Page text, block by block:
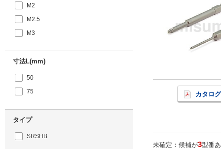
M2
M2.5
M3
寸法L(mm)
50
75
タイプ
SRSHB
カタログ
未確定：候補が3型番